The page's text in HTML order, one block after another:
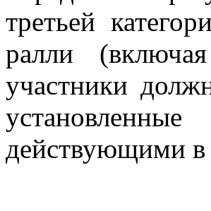
третьей
ралли
участники
действующими в